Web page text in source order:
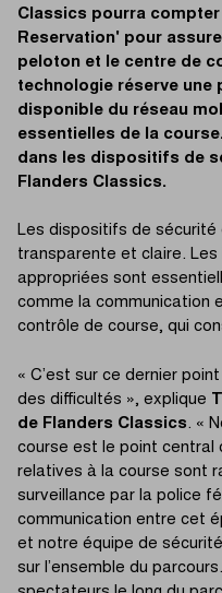
Classics pourra
Reservation' pour
peloton et le centre de
technologie réserve une
disponible du réseau
essentielles de la
dans les dispositifs de
Flanders Classics.
Les dispositifs de sécurité
transparente et claire.
appropriées sont
comme la communication
contrôle de course, qui
« C’est sur ce dernier
des difficultés », explique
de Flanders Classics. «
course est le point central
relatives à la course sont
surveillance par la police
communication entre cet
et notre équipe de
sur l’ensemble du